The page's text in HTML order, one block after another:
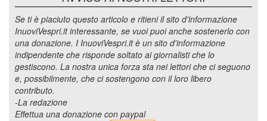
Se ti è piaciuto questo articolo e ritieni il sito d'informazione
InuoviVespri.it interessante, se vuoi puoi anche sostenerlo con
una donazione. I InuoviVespri.it è un sito d'informazione
indipendente che risponde soltato ai giornalisti che lo
gestiscono. La nostra unica forza sta nei lettori che ci seguono
e, possibilmente, che ci sostengono con il loro libero
contributo.
-La redazione
Effettua una donazione con paypal